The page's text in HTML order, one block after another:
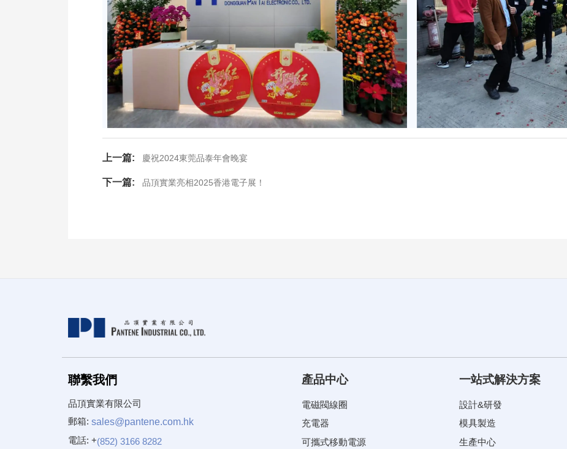
上一篇: 慶祝2024東莞品泰年會晚宴
下一篇: 品頂實業亮相2025香港電子展！
聯繫我們
品頂實業有限公司
郵箱: sales@pantene.com.hk
電話: +(852) 3166 8282
產品中心
電磁閥線圈
充電器
可攜式移動電源
一站式解決方案
設計&研發
模具製造
生產中心